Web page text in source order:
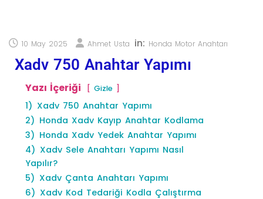
10 May 2025 Ahmet Usta in: Honda Motor Anahtarı
Xadv 750 Anahtar Yapımı
Yazı İçeriği Gizle
1) Xadv 750 Anahtar Yapımı
2) Honda Xadv Kayıp Anahtar Kodlama
3) Honda Xadv Yedek Anahtar Yapımı
4) Xadv Sele Anahtarı Yapımı Nasıl
Yapılır?
5) Xadv Çanta Anahtarı Yapımı
6) Xadv Kod Tedariği Kodla Çalıştırma